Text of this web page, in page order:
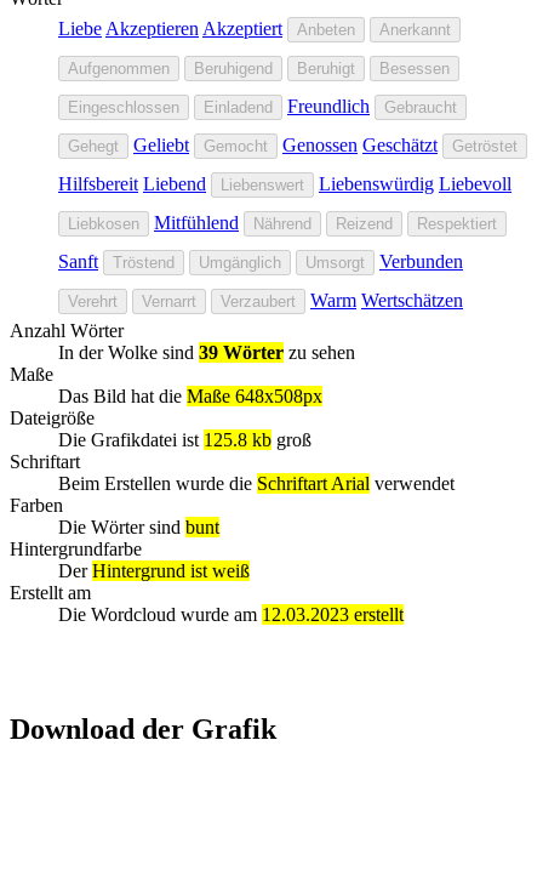
Liebe Akzeptieren Akzeptiert Anbeten Anerkannt
Aufgenommen Beruhigend Beruhigt Besessen
Eingeschlossen Einladend Freundlich Gebraucht
Gehegt Geliebt Gemocht Genossen Geschätzt Getröstet
Hilfsbereit Liebend Liebenswert Liebenswürdig Liebevoll
Liebkosen Mitfühlend Nährend Reizend Respektiert
Sanft Tröstend Umgänglich Umsorgt Verbunden
Verehrt Vernarrt Verzaubert Warm Wertschätzen
Anzahl Wörter
In der Wolke sind 39 Wörter zu sehen
Maße
Das Bild hat die Maße 648x508px
Dateigröße
Die Grafikdatei ist 125.8 kb groß
Schriftart
Beim Erstellen wurde die Schriftart Arial verwendet
Farben
Die Wörter sind bunt
Hintergrundfarbe
DerHintergrund ist weiß
Erstellt am
Die Wordcloud wurde am 12.03.2023 erstellt
Download der Grafik